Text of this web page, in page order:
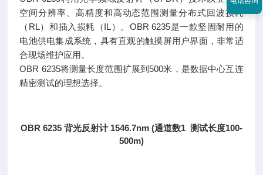
空间分辨率、高精度和高动态范围测量分布式回波损耗
（RL）和插入损耗（IL）。OBR 6235是一款坚固耐用的
电池供电集成系统，具有直观的触摸屏用户界面，非常适
合现场维护应用。
OBR 6235将测量长度范围扩展到500米，是数据中心互连
精密测试的理想选择。
OBR 6235 背光反射计 1546.7nm (通道数1 测试长度100-
500m)